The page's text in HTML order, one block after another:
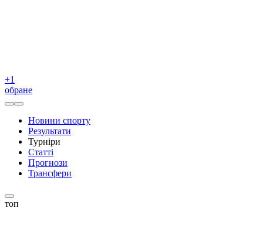
+1
обране
Новини спорту
Результати
Турніри
Статті
Прогнози
Трансфери
топ